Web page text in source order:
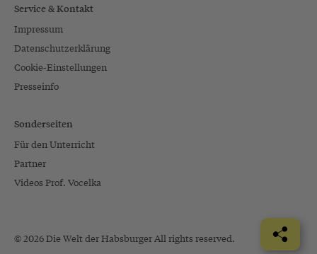
Service & Kontakt
Impressum
Datenschutzerklärung
Cookie-Einstellungen
Presseinfo
Sonderseiten
Für den Unterricht
Partner
Videos Prof. Vocelka
© 2026 Die Welt der Habsburger All rights reserved.